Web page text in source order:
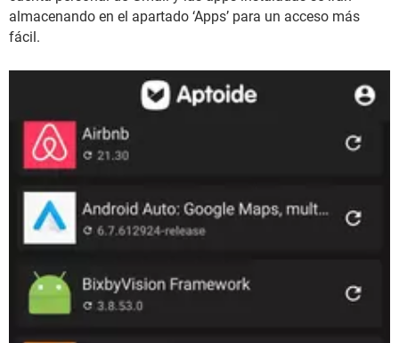
almacenando en el apartado ‘Apps’ para un acceso más
fácil.